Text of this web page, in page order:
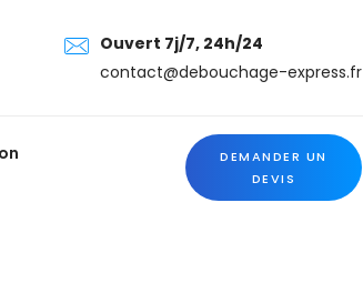
Ouvert 7j/7, 24h/24
contact@debouchage-express.fr
DEMANDER UN
DEVIS